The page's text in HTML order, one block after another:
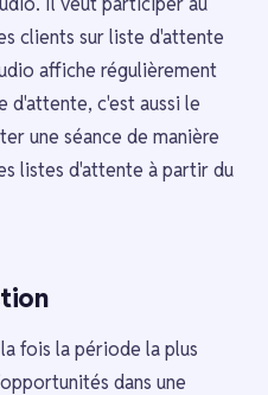
clients sur liste d'attente
affiche régulièrement
d'attente, c'est aussi le
une séance de manière
listes d'attente à partir du
fois la période la plus
dans une